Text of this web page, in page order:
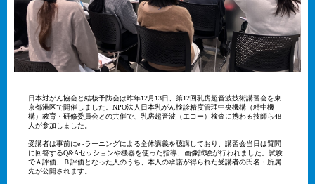
日本対がん協会と結核予防会は昨年12月13日、第12回乳房超音波技術講習会を東
京都港区で開催しました。NPO法人日本乳がん検診精度管理中央機構（精中機
構）教育・研修委員会との共催で、乳房超音波（エコー）検査に携わる技師ら48
人が参加しました。
受講者は事前にe -ラーニングによる全体講義を聴講しており、講習会当日は質問
に回答するQ&Aセッションや機器を使った指導、画像試験が行われました。試験
でＡ評価、Ｂ評価となった人のうち、本人の承諾が得られた受講者の氏名・所属
先が公開されます。